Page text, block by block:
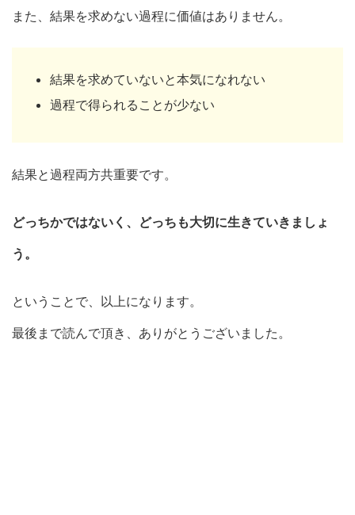
また、結果を求めない過程に価値はありません。
結果を求めていないと本気になれない
過程で得られることが少ない
結果と過程両方共重要です。
どっちかではないく、どっちも大切に生きていきましょ
う。
ということで、以上になります。
最後まで読んで頂き、ありがとうございました。